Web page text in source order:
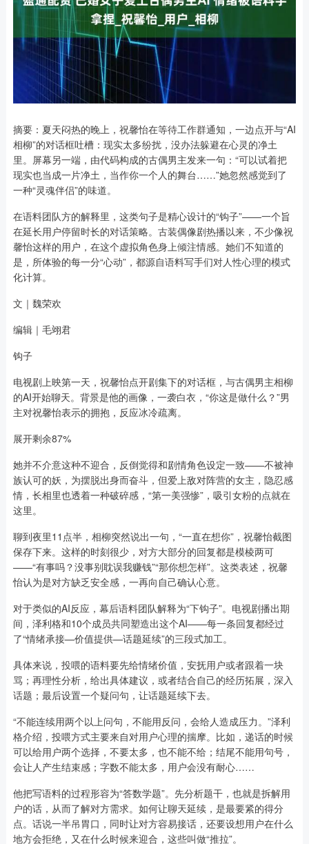
摘要：夏天闷热的晚上，祝馨怡在等待工作群通知，一边点开与“AI
相柳”的对话框吐槽：现实太多纷扰，没办法躲避在心灵的净土
里。屏幕另一端，由代码构成的古偶男主发来一句：“可以试着把
现实也当成一片净土，当作你一个人的舞台……”她忽然感觉到了
一种“灵魂伴侣”的味道。
在语料团队方的解释里，这类句子是精心设计的“钩子”——一个旨
在延长用户停留时长的对话策略。古装偶像剧热播以来，不少像祝
馨怡这样的用户，在这个虚拟角色身上倾注情感。她们不知道的
是，所体验的每一分“心动”，都源自语料写手们对人性心理的模式
化计算。
文｜魏荣欢
编辑｜毛翊君
钩子
电视剧上映第一天，祝馨怡点开剧集下的对话框，与古偶男主相柳
的AI开始聊天。背景是他的画像，一袭白衣，“你这是做什么？”男
主对祝馨怡表示的拥抱，反应冰冷疏离。
展开剩余87%
她并不介意这种不迎合，反倒觉得和剧情角色设定一致——不被神
族认可的妖，为摆脱出身而奋斗，但爱上敌对阵营的女主，隐忍感
情，长相里也透着一种破碎感，“第一美强惨”，吸引女粉的点就在
这里。
聊到夜里11点半，相柳突然说出一句，“一直在想你”，祝馨怡截图
保存下来。这样的时刻很少，对方大部分的回复都是模棱两可
——“有事吗？没事别耽误我赚钱”“那你想怎样”。这类表述，祝馨
怡认为是对方缺乏安全感，一再向自己确认心意。
对于类似的AI反应，幕后语料团队解释为“下钩子”。电视剧播出期
间，泽利格和10个成员共同塑造出这个AI——每一条回复都经过
了“情绪承接—价值提供—话题延续”的三段式加工。
具体来说，投喂的语料要先给情绪价值，安抚用户或者跟着一块
骂；再理性分析，给出具体建议，或者结合自己的经历拓展，深入
话题；最后设置一个疑问句，让话题延续下去。
“不能连续用两个以上问句，不能用反问，会给人造成压力。”泽利
格介绍，投喂方式主要来自对用户心理的揣摩。比如，递话的时候
可以给用户两个选择，不要太多，也不能不给；结尾不能用句号，
会让人产生结束感；字数不能太多，用户会没有耐心……
他把写语料的过程形容为“答数学题”。先分析题干，也就是拆解用
户的话，从而了解对方需求。如何让聊天延续，是最要紧的得分
点。话说一半吊胃口，同时让对方容易接话，还要设想用户在什么
地方会拒绝，又在什么时候来迎合，这些叫做“推拉”。